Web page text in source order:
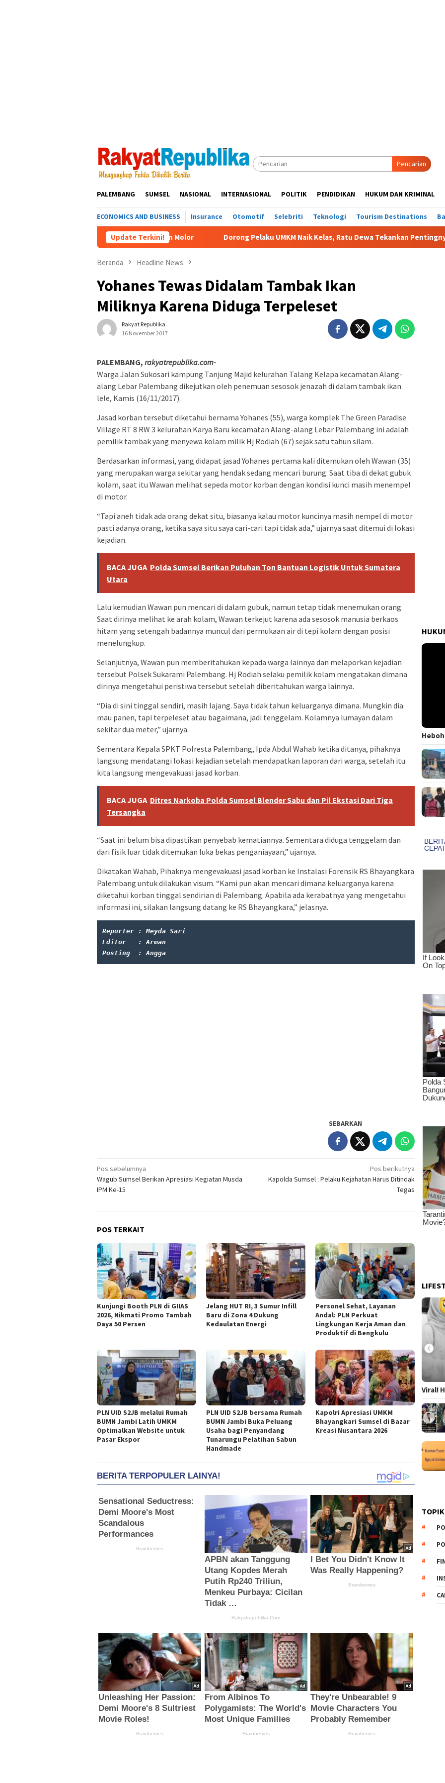
Pencarian
PALEMBANG SUMSEL NASIONAL INTERNASIONAL POLITIK PENDIDIKAN HUKUM DAN KRIMINAL
ECONOMICS AND BUSINESS Insurance Otomotif Selebriti Teknologi Tourism Destinations
Update Terkini!
Purbaya: Cicilan Tidak Akan Molor Dorong Pelaku UMKM Naik Kelas, Ratu Dewa Tekankan Pentingnya AI di Era
Beranda Headline News
Yohanes Tewas Didalam Tambak Ikan
Miliknya Karena Diduga Terpeleset
Rakyat Republika
16 November 2017
PALEMBANG, rakyatrepublika.com-
Warga Jalan Sukosari kampung Tanjung Majid kelurahan Talang Kelapa kecamatan Alang-
alang Lebar Palembang dikejutkan oleh penemuan sesosok jenazah di dalam tambak ikan
lele, Kamis (16/11/2017).
Jasad korban tersebut diketahui bernama Yohanes (55), warga komplek The Green Paradise
Village RT 8 RW 3 kelurahan Karya Baru kecamatan Alang-alang Lebar Palembang ini adalah
pemilik tambak yang menyewa kolam milik Hj Rodiah (67) sejak satu tahun silam.
Berdasarkan informasi, yang didapat jasad Yohanes pertama kali ditemukan oleh Wawan (35)
yang merupakan warga sekitar yang hendak sedang mencari burung. Saat tiba di dekat gubuk
kolam, saat itu Wawan melihat sepeda motor korban dengan kondisi kunci masih menempel
di motor.
“Tapi aneh tidak ada orang dekat situ, biasanya kalau motor kuncinya masih nempel di motor
pasti adanya orang, ketika saya situ saya cari-cari tapi tidak ada,” ujarnya saat ditemui di lokasi
kejadian.
BACA JUGA Polda Sumsel Berikan Puluhan Ton Bantuan Logistik Untuk Sumatera
Utara
Lalu kemudian Wawan pun mencari di dalam gubuk, namun tetap tidak menemukan orang.
Saat dirinya melihat ke arah kolam, Wawan terkejut karena ada sesosok manusia berkaos
hitam yang setengah badannya muncul dari permukaan air di tepi kolam dengan posisi
menelungkup.
Selanjutnya, Wawan pun memberitahukan kepada warga lainnya dan melaporkan kejadian
tersebut Polsek Sukarami Palembang. Hj Rodiah selaku pemilik kolam mengatakan dimana
dirinya mengetahui peristiwa tersebut setelah diberitahukan warga lainnya.
“Dia di sini tinggal sendiri, masih lajang. Saya tidak tahun keluarganya dimana. Mungkin dia
mau panen, tapi terpeleset atau bagaimana, jadi tenggelam. Kolamnya lumayan dalam
sekitar dua meter,” ujarnya.
Sementara Kepala SPKT Polresta Palembang, Ipda Abdul Wahab ketika ditanya, pihaknya
langsung mendatangi lokasi kejadian setelah mendapatkan laporan dari warga, setelah itu
kita langsung mengevakuasi jasad korban.
BACA JUGA Ditres Narkoba Polda Sumsel Blender Sabu dan Pil Ekstasi Dari Tiga
Tersangka
“Saat ini belum bisa dipastikan penyebab kematiannya. Sementara diduga tenggelam dan
dari fisik luar tidak ditemukan luka bekas penganiayaan,” ujarnya.
Dikatakan Wahab, Pihaknya mengevakuasi jasad korban ke Instalasi Forensik RS Bhayangkara
Palembang untuk dilakukan visum. “Kami pun akan mencari dimana keluarganya karena
diketahui korban tinggal sendirian di Palembang. Apabila ada kerabatnya yang mengetahui
informasi ini, silakan langsung datang ke RS Bhayangkara,” jelasnya.
Reporter : Meyda Sari
Editor   : Arman
Posting  : Angga
SEBARKAN
Navigasi
pos
Pos sebelumnya
Wagub Sumsel Berikan Apresiasi Kegiatan Musda
IPM Ke-15
Pos berikutnya
Kapolda Sumsel : Pelaku Kejahatan Harus Ditindak
Tegas
POS TERKAIT
Kunjungi Booth PLN di GIIAS
2026, Nikmati Promo Tambah
Daya 50 Persen
Jelang HUT RI, 3 Sumur Infill
Baru di Zona 4 Dukung
Kedaulatan Energi
Personel Sehat, Layanan
Andal: PLN Perkuat
Lingkungan Kerja Aman dan
Produktif di Bengkulu
PLN UID S2JB melalui Rumah
BUMN Jambi Latih UMKM
Optimalkan Website untuk
Pasar Ekspor
PLN UID S2JB bersama Rumah
BUMN Jambi Buka Peluang
Usaha bagi Penyandang
Tunarungu Pelatihan Sabun
Handmade
Kapolri Apresiasi UMKM
Bhayangkari Sumsel di Bazar
Kreasi Nusantara 2026
Viral!